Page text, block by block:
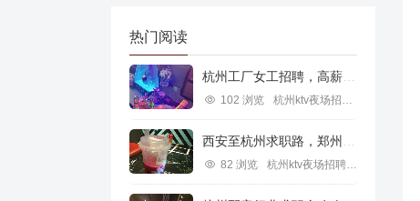
热门阅读
102 浏览 杭州ktv夜场招聘信息
82 浏览 杭州ktv夜场招聘信息